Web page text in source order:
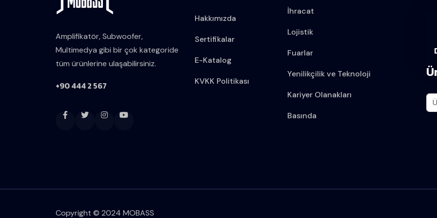
Amplifikatör, Subwoofer,
Multimedya gibi bir çok kategoride
tüm ürünlerine ulaşabilirsiniz.
+90 444 2 567
Hakkımızda
Sertifikalar
E-Katalog
KVKK Politikası
İhracat
Lojistik
Fuarlar
Yenilikçilik ve Teknoloji
Kariyer Olanakları
Basında
Copyright © 2024 MOBASS